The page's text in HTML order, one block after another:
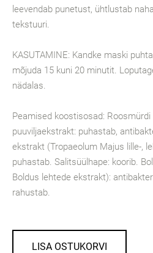
leevendab punetust, ühtlustab
tekstuuri.
KASUTAMINE: Kandke maski
mõjuda 15 kuni 20 minutit.
nädalas.
Peamised koostisosad:
puuviljaekstrakt: puhastab,
ekstrakt (Tropaeolum Majus lille-,
puhastab. Salitsüülhape: koorib.
Boldus lehtede ekstrakt):
rahustab.
LISA OSTUKORVI